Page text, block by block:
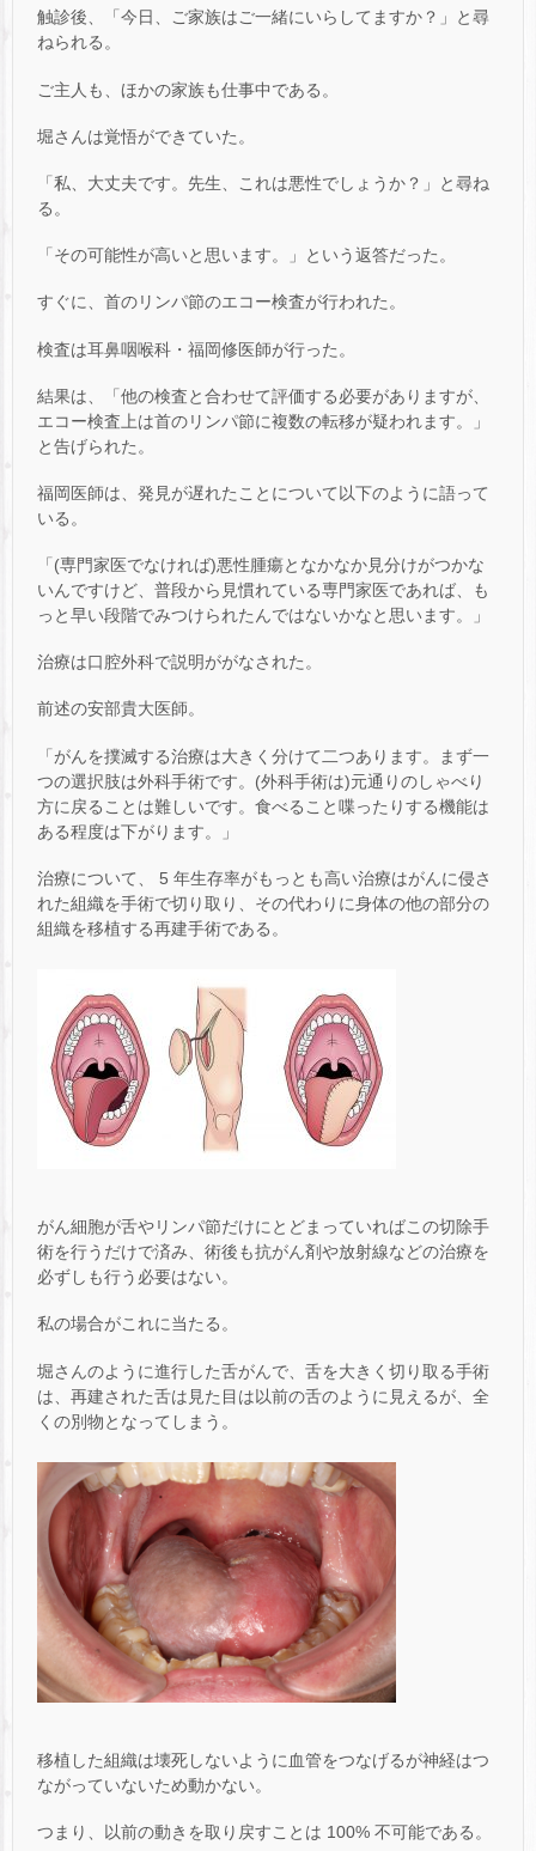
触診後、「今日、ご家族はご一緒にいらしてますか？」と尋
ねられる。
ご主人も、ほかの家族も仕事中である。
堀さんは覚悟ができていた。
「私、大丈夫です。先生、これは悪性でしょうか？」と尋ね
る。
「その可能性が高いと思います。」という返答だった。
すぐに、首のリンパ節のエコー検査が行われた。
検査は耳鼻咽喉科・福岡修医師が行った。
結果は、「他の検査と合わせて評価する必要がありますが、
エコー検査上は首のリンパ節に複数の転移が疑われます。」
と告げられた。
福岡医師は、発見が遅れたことについて以下のように語って
いる。
「(専門家医でなければ)悪性腫瘍となかなか見分けがつかな
いんですけど、普段から見慣れている専門家医であれば、も
っと早い段階でみつけられたんではないかなと思います。」
治療は口腔外科で説明ががなされた。
前述の安部貴大医師。
「がんを撲滅する治療は大きく分けて二つあります。まず一
つの選択肢は外科手術です。(外科手術は)元通りのしゃべり
方に戻ることは難しいです。食べること喋ったりする機能は
ある程度は下がります。」
治療について、 5 年生存率がもっとも高い治療はがんに侵さ
れた組織を手術で切り取り、その代わりに身体の他の部分の
組織を移植する再建手術である。
がん細胞が舌やリンパ節だけにとどまっていればこの切除手
術を行うだけで済み、術後も抗がん剤や放射線などの治療を
必ずしも行う必要はない。
私の場合がこれに当たる。
堀さんのように進行した舌がんで、舌を大きく切り取る手術
は、再建された舌は見た目は以前の舌のように見えるが、全
くの別物となってしまう。
移植した組織は壊死しないように血管をつなげるが神経はつ
ながっていないため動かない。
つまり、以前の動きを取り戻すことは 100% 不可能である。